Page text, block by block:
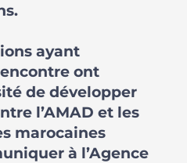
ayant
ont
de développer
l’AMAD et les
marocaines
à l’Agence